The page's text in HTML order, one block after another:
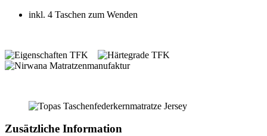
inkl. 4 Taschen zum Wenden
Zusätzliche Information